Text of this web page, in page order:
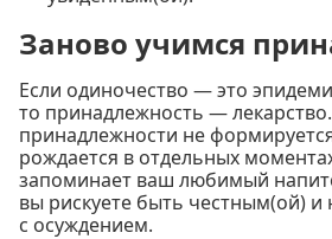
Заново учимся
Если одиночество — это
то принадлежность —
принадлежности не
рождается в отдельных
запоминает ваш любимый
вы рискуете быть честным(ой) и
с осуждением.